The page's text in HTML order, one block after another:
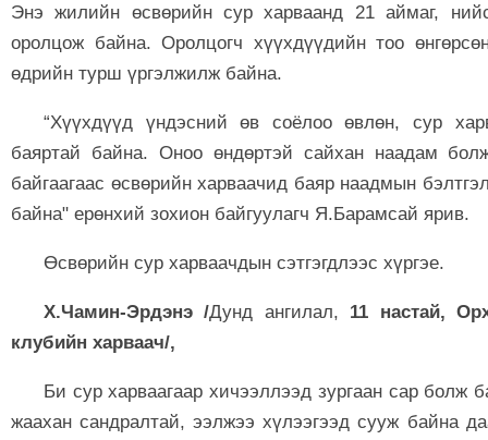
Энэ жилийн өсвөрийн сур харваанд 21 аймаг,
оролцож байна. Оролцогч хүүхдүүдийн тоо
өдрийн турш үргэлжилж байна.
“Хүүхдүүд үндэсний өв соёлоо өвлөн, сур
баяртай байна. Оноо өндөртэй сайхан наадам
байгаагаас өсвөрийн харваачид баяр наадмын
байна" ерөнхий зохион байгуулагч Я.Барамсай ярив.
Өсвөрийн сур харваачдын сэтгэгдлээс хүргэе.
Х.Чамин-Эрдэнэ /Дунд ангилал, 11 настай,
клубийн харваач/,
Би сур харваагаар хичээллээд зургаан сар болж
жаахан сандралтай, ээлжээ хүлээгээд сууж байна